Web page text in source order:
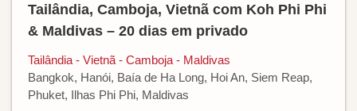
Tailândia, Camboja, Vietnã com Koh Phi Phi
& Maldivas – 20 dias em privado
Tailândia - Vietnã - Camboja - Maldivas
Bangkok, Hanói, Baía de Ha Long, Hoi An, Siem Reap,
Phuket, Ilhas Phi Phi, Maldivas